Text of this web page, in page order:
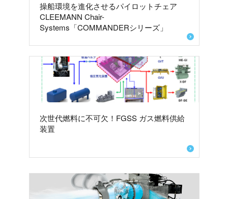
操船環境を進化させるパイロットチェア
CLEEMANN Chair-
Systems「COMMANDERシリーズ」
次世代燃料に不可欠！FGSS ガス燃料供給
装置